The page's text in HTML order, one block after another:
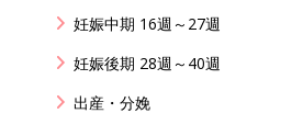
妊娠中期 16週～27週
妊娠後期 28週～40週
出産・分娩